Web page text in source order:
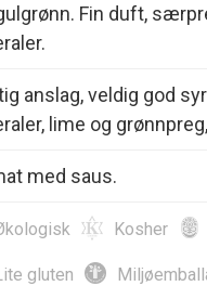
Fin duft,
anslag, veldig god
lime og
med saus.
Kosher
gluten